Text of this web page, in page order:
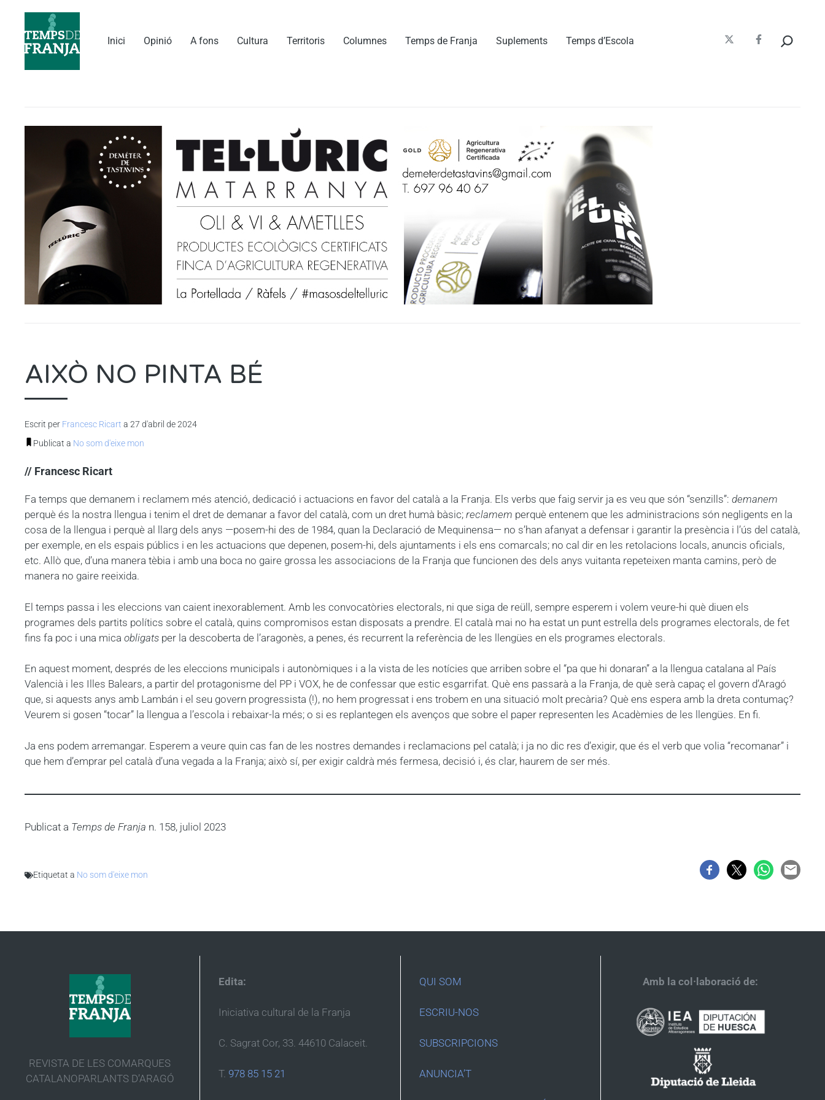
contingut
Inici Opinió A fons Cultura Territoris Columnes Temps de Franja Suplements Temps d’Escola
AIXÒ NO PINTA BÉ
Escrit per Francesc Ricart a 27 d'abril de 2024
Publicat a No som d'eixe mon
// Francesc Ricart
Fa temps que demanem i reclamem més atenció, dedicació i actuacions en favor del català a la Franja. Els verbs que faig servir ja es veu que són “senzills”: demanem
perquè és la nostra llengua i tenim el dret de demanar a favor del català, com un dret humà bàsic; reclamem perquè entenem que les administracions són negligents en la
cosa de la llengua i perquè al llarg dels anys —posem-hi des de 1984, quan la Declaració de Mequinensa— no s’han afanyat a defensar i garantir la presència i l’ús del català,
per exemple, en els espais públics i en les actuacions que depenen, posem-hi, dels ajuntaments i els ens comarcals; no cal dir en les retolacions locals, anuncis oficials,
etc. Allò que, d’una manera tèbia i amb una boca no gaire grossa les associacions de la Franja que funcionen des dels anys vuitanta repeteixen manta camins, però de
manera no gaire reeixida.
El temps passa i les eleccions van caient inexorablement. Amb les convocatòries electorals, ni que siga de reüll, sempre esperem i volem veure-hi què diuen els
programes dels partits polítics sobre el català, quins compromisos estan disposats a prendre. El català mai no ha estat un punt estrella dels programes electorals, de fet
fins fa poc i una mica obligats per la descoberta de l’aragonès, a penes, és recurrent la referència de les llengües en els programes electorals.
En aquest moment, després de les eleccions municipals i autonòmiques i a la vista de les notícies que arriben sobre el “pa que hi donaran” a la llengua catalana al País
Valencià i les Illes Balears, a partir del protagonisme del PP i VOX, he de confessar que estic esgarrifat. Què ens passarà a la Franja, de què serà capaç el govern d’Aragó
que, si aquests anys amb Lambán i el seu govern progressista (!), no hem progressat i ens trobem en una situació molt precària? Què ens espera amb la dreta contumaç?
Veurem si gosen “tocar” la llengua a l’escola i rebaixar-la més; o si es replantegen els avenços que sobre el paper representen les Acadèmies de les llengües. En fi.
Ja ens podem arremangar. Esperem a veure quin cas fan de les nostres demandes i reclamacions pel català; i ja no dic res d’exigir, que és el verb que volia “recomanar” i
que hem d’emprar pel català d’una vegada a la Franja; això sí, per exigir caldrà més fermesa, decisió i, és clar, haurem de ser més.
Publicat a Temps de Franja n. 158, juliol 2023
Etiquetat a No som d'eixe mon
REVISTA DE LES COMARQUES
CATALANOPARLANTS D’ARAGÓ
Edita:
Iniciativa cultural de la Franja
C. Sagrat Cor, 33. 44610 Calaceit.
T. 978 85 15 21
QUI SOM
ESCRIU-NOS
SUBSCRIPCIONS
ANUNCIA’T
Amb la col·laboració de: